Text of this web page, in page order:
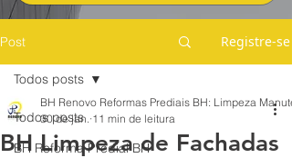
Post Registre-se
Todos posts
BH Reforma Predial BH
Todos posts
BH Limpeza de Fachadas
BH Renovo Reformas Prediais BH: Limpeza
30 de jan. 11 min de leitura